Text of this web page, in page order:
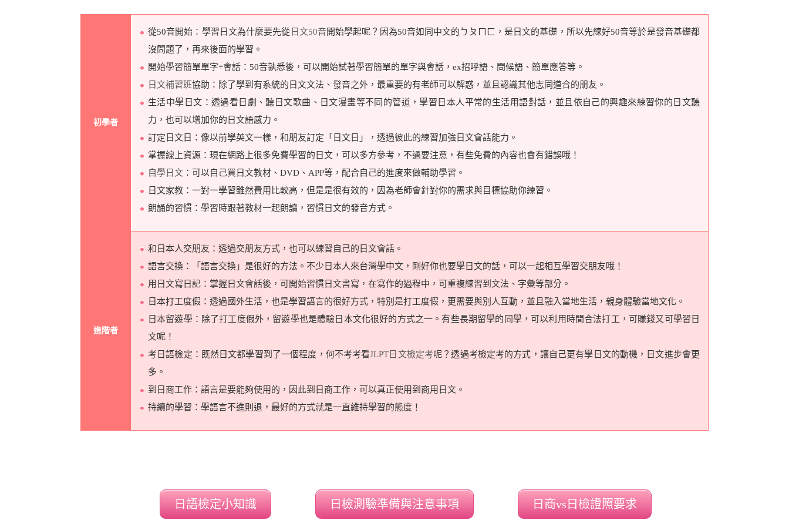
初學者
從50音開始：學習日文為什麼要先從 日文50音開始學起呢？因為50音如同中文的ㄅㄆㄇㄈ，是日文的基礎，所以先練好50音等於是發音基礎都
沒問題了，再來後面的學習。
開始學習簡單單字+會話：50音孰悉後，可以開始試著學習簡單的單字與會話，ex招呼語、問候語、簡單應答等。
日文補習班協助：除了學到有系統的日文文法、發音之外，最重要的有老師可以解惑，並且認識其他志同道合的朋友。
生活中學日文：透過看日劇、聽日文歌曲、日文漫畫等不同的管道，學習日本人平常的生活用語對話，並且依自己的興趣來練習你的日文聽
力，也可以增加你的日文語感力。
訂定日文日：像以前學英文一樣，和朋友訂定「日文日」，透過彼此的練習加強日文會話能力。
掌握線上資源：現在網路上很多免費學習的日文，可以多方參考，不過要注意，有些免費的內容也會有錯誤哦！
自學日文 ：可以自己買日文教材、DVD、APP等，配合自己的進度來做輔助學習。
日文家教：一對一學習雖然費用比較高，但是是很有效的，因為老師會針對你的需求與目標協助你練習。
朗誦的習慣：學習時跟著教材一起朗讀，習慣日文的發音方式。
進階者
和日本人交朋友：透過交朋友方式，也可以練習自己的日文會話。
語言交換：「語言交換」是很好的方法。不少日本人來台灣學中文，剛好你也要學日文的話，可以一起相互學習交朋友哦！
用日文寫日記：掌握日文會話後，可開始習慣日文書寫，在寫作的過程中，可重複練習到文法、字彙等部分。
日本打工度假：透過國外生活，也是學習語言的很好方式，特別是打工度假，更需要與別人互動，並且融入當地生活，親身體驗當地文化。
日本留遊學：除了打工度假外，留遊學也是體驗日本文化很好的方式之一。有些長期留學的同學，可以利用時間合法打工，可賺錢又可學習日
文呢！
考日語檢定：既然日文都學習到了一個程度，何不考考看JLPT日文檢定考呢？透過考檢定考的方式，讓自己更有學日文的動機，日文進步會更
多。
到日商工作：語言是要能夠使用的，因此到日商工作，可以真正使用到商用日文。
持續的學習：學語言不進則退，最好的方式就是一直維持學習的態度！
日語檢定小知識 日檢測驗準備與注意事項 日商vs日檢證照要求